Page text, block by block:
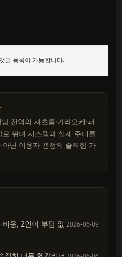
글 등록이 가능합니다.
전역의 셔츠룸·가라오케·퍼
뛰며 시스템과 실제 주대를
닌 이용자 관점의 솔직한 가
용, 2인이 부담 없 2026-06-09